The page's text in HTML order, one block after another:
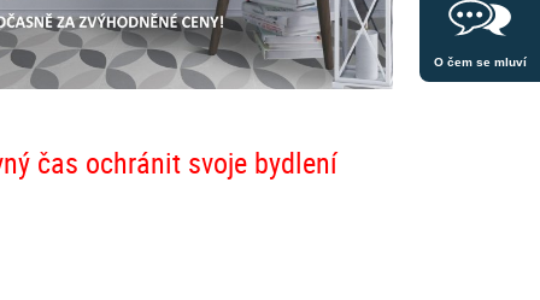
O čem se mluví
čas ochránit svoje bydlení